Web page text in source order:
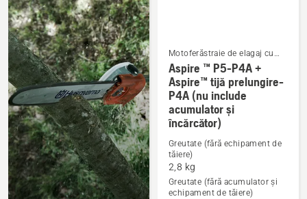
Vezi
mai
multe
detalii
despre
Aspire
Motoferăstraie de elagaj cu
acumulatori
Aspire ™ P5-P4A +
Aspire™ tijă prelungire-
P4A (nu include
acumulator și
încărcător)
Greutate (fără echipament de
tăiere)
2,8 kg
Greutate (fără acumulator și
echipament de tăiere)